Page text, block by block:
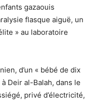
gazaouis
flasque aiguë, un
» au laboratoire
d’un « bébé de dix
Deir al-Balah, dans le
privé d’électricité,